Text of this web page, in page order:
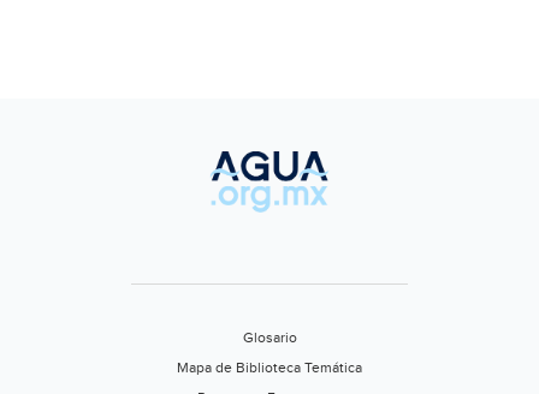
Glosario
Mapa de Biblioteca Temática